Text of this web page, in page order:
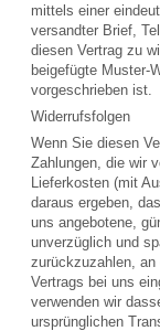
mittels einer
versandter Brief,
diesen Vertrag zu
beigefügte Muster-
vorgeschrieben ist.
Widerrufsfolgen
Wenn Sie diesen
Zahlungen, die wir
Lieferkosten (mit
daraus ergeben,
uns angebotene,
unverzüglich und
zurückzuzahlen, an
Vertrags bei uns
verwenden wir
ursprünglichen